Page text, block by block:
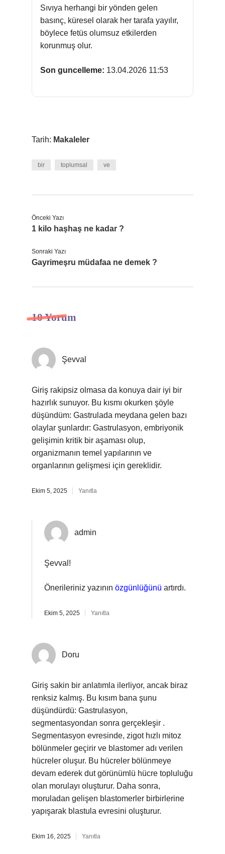
Sıvıya herhangi bir yönden gelen
basınç, küresel olarak her tarafa yayılır,
böylece fetüs olumsuz etkilerden
korunmuş olur.
Son guncelleme: 13.04.2026 11:53
Tarih: Makaleler
bir toplumsal ve
Önceki Yazı
1 kilo haşhaş ne kadar ?
Sonraki Yazı
Gayrimeşru müdafaa ne demek ?
10 Yorum
Şevval
Giriş rakipsiz olmasa da konuya dair iyi bir
hazırlık sunuyor. Bu kısmı okurken şöyle
düşündüm: Gastrulada meydana gelen bazı
olaylar şunlardır: Gastrulasyon, embriyonik
gelişimin kritik bir aşaması olup,
organizmanın temel yapılarının ve
organlarının gelişmesi için gereklidir.
Ekim 5, 2025 Yanıtla
admin
Şevval!
Önerileriniz yazının özgünlüğünü artırdı.
Ekim 5, 2025 Yanıtla
Doru
Giriş sakin bir anlatımla ilerliyor, ancak biraz
renksiz kalmış. Bu kısım bana şunu
düşündürdü: Gastrulasyon,
segmentasyondan sonra gerçekleşir .
Segmentasyon evresinde, zigot hızlı mitoz
bölünmeler geçirir ve blastomer adı verilen
hücreler oluşur. Bu hücreler bölünmeye
devam ederek dut görünümlü hücre topluluğu
olan morulayı oluşturur. Daha sonra,
moruladan gelişen blastomerler birbirlerine
yapışarak blastula evresini oluşturur.
Ekim 16, 2025 Yanıtla